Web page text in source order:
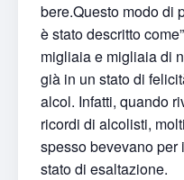
bere.Questo modo di
è stato descritto
migliaia e migliaia di
già in un stato di
alcol. Infatti, quando
ricordi di alcolisti,
spesso bevevano
stato di esaltazione.